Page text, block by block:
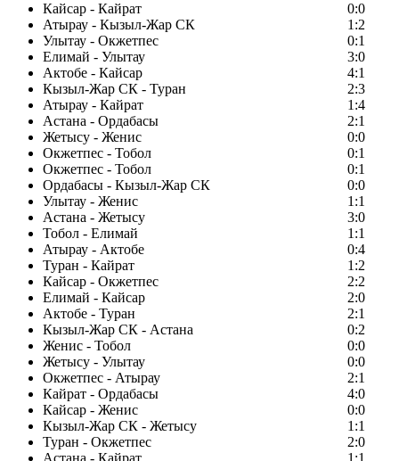
Кайсар - Кайрат
0:0
Атырау - Кызыл-Жар СК
1:2
Улытау - Окжетпес
0:1
Елимай - Улытау
3:0
Актобе - Кайсар
4:1
Кызыл-Жар СК - Туран
2:3
Атырау - Кайрат
1:4
Астана - Ордабасы
2:1
Жетысу - Женис
0:0
Окжетпес - Тобол
0:1
Окжетпес - Тобол
0:1
Ордабасы - Кызыл-Жар СК
0:0
Улытау - Женис
1:1
Астана - Жетысу
3:0
Тобол - Елимай
1:1
Атырау - Актобе
0:4
Туран - Кайрат
1:2
Кайсар - Окжетпес
2:2
Елимай - Кайсар
2:0
Актобе - Туран
2:1
Кызыл-Жар СК - Астана
0:2
Женис - Тобол
0:0
Жетысу - Улытау
0:0
Окжетпес - Атырау
2:1
Кайрат - Ордабасы
4:0
Кайсар - Женис
0:0
Кызыл-Жар СК - Жетысу
1:1
Туран - Окжетпес
2:0